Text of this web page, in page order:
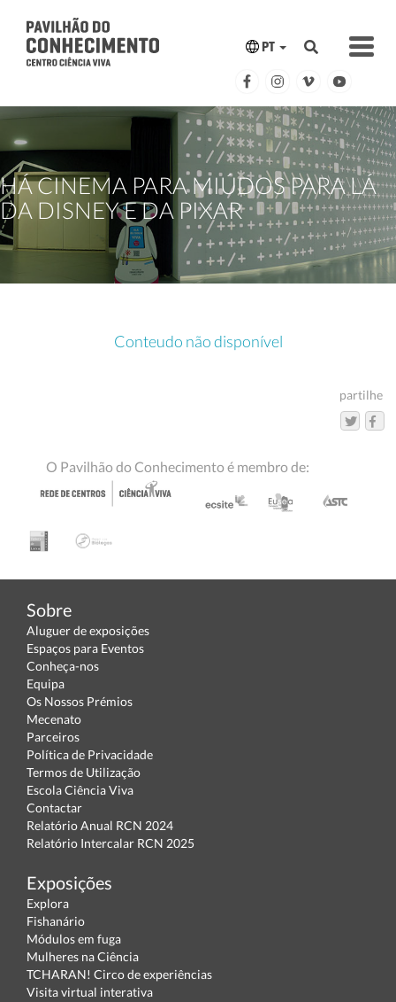
PT
HÁ CINEMA PARA MIÚDOS PARA LÁ
DA DISNEY E DA PIXAR
Conteudo não disponível
partilhe
O Pavilhão do Conhecimento é membro de:
Sobre
Aluguer de exposições
Espaços para Eventos
Conheça-nos
Equipa
Os Nossos Prémios
Mecenato
Parceiros
Política de Privacidade
Termos de Utilização
Escola Ciência Viva
Contactar
Relatório Anual RCN 2024
Relatório Intercalar RCN 2025
Exposições
Explora
Fishanário
Módulos em fuga
Mulheres na Ciência
TCHARAN! Circo de experiências
Visita virtual interativa